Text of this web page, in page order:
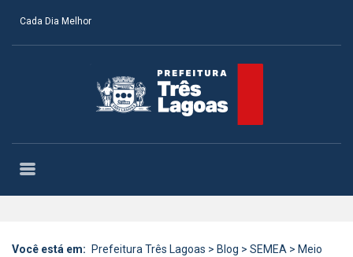
Cada Dia Melhor
Você está em: Prefeitura Três Lagoas > Blog > SEMEA > Meio